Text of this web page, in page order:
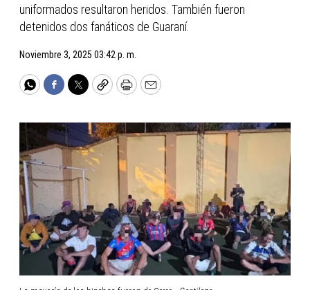
uniformados resultaron heridos. También fueron
detenidos dos fanáticos de Guaraní.
Noviembre 3, 2025 03:42 p. m.
WhatsApp
Facebook
TwitterCopyPrintEmail